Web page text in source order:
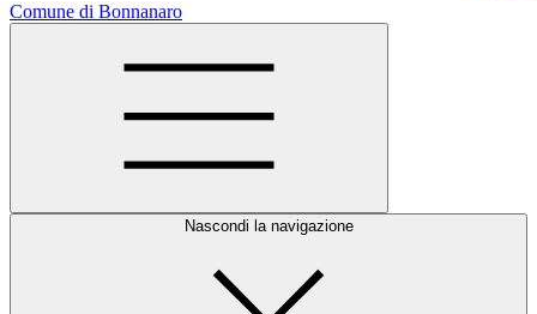
Comune di Bonnanaro
Nascondi la navigazione